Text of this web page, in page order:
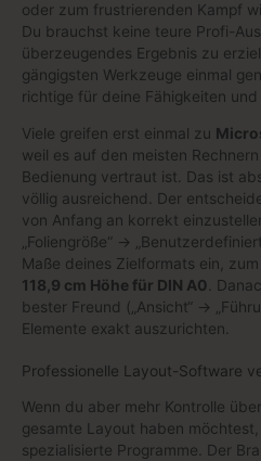
oder zum frustrierenden Kampf
Du brauchst keine teure Profi-
überzeugendes Ergebnis zu
gängigsten Werkzeuge einmal
richtige für deine Fähigkeiten
Viele greifen erst einmal zu
weil es auf den meisten
Bedienung vertraut ist. Das ist
völlig ausreichend. Der
von Anfang an korrekt
„Foliengröße“ ->
Maße deines Zielformats ein, zum
118,9 cm Höhe für DIN A0 .
bester Freund („Ansicht“ ->
Elemente exakt auszurichten.
Professionelle Layout-Software
Wenn du aber mehr Kontrolle
gesamte Layout haben
spezialisierte Programme. Der